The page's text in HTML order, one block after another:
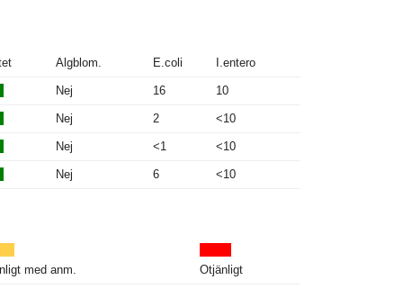
Algblom. E.coli I.entero
Nej 16 10
Nej 2 <10
Nej <1 <10
Nej 6 <10
med anm. Otjänligt